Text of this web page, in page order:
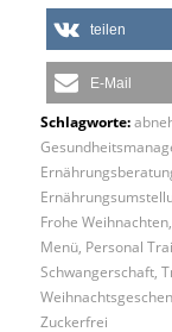
teilen
E-Mail
Schlagworte:
Frohe Weihnachten,
Menü, Personal
Schwangerschaft,
Zuckerfrei